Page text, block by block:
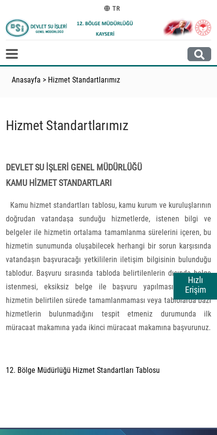
Hızlı
Erişim
TR
Anasayfa > Hizmet Standartlarımız
Hizmet Standartlarımız
DEVLET SU İŞLERİ GENEL MÜDÜRLÜĞÜ
KAMU HİZMET STANDARTLARI
Kamu hizmet standartları tablosu, kamu kurum ve kuruluşlarının
doğrudan vatandaşa sunduğu hizmetlerde, istenen bilgi ve
belgeler ile hizmetin ortalama tamamlanma sürelerini içeren, bu
hizmetin sunumunda oluşabilecek herhangi bir sorun karşısında
vatandaşın başvuracağı yetkililerin iletişim bilgisinin bulunduğu
tablodur. Başvuru sırasında tabloda belirtilenlerin dışında belge
istenmesi, eksiksiz belge ile başvuru yapılmasına rağmen
hizmetin belirtilen sürede tamamlanmaması veya tablolarda bazı
hizmetlerin bulunmadığını tespit etmeniz durumunda ilk
müracaat makamına yada ikinci müracaat makamına başvurunuz.
12. Bölge Müdürlüğü Hizmet Standartları Tablosu